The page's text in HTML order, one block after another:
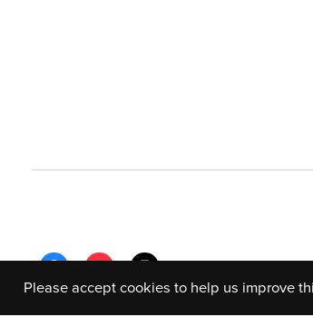
Please accept cookies to help us improve